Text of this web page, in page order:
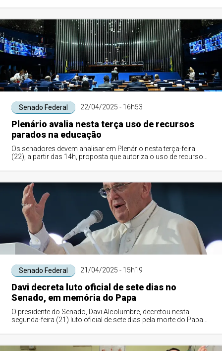
Senado Federal 22/04/2025 - 16h53
Plenário avalia nesta terça uso de recursos
parados na educação
Os senadores devem analisar em Plenário nesta terça-feira
(22), a partir das 14h, proposta que autoriza o uso de recursos
Senado Federal 21/04/2025 - 15h19
Davi decreta luto oficial de sete dias no
Senado, em memória do Papa
O presidente do Senado, Davi Alcolumbre, decretou nesta
segunda-feira (21) luto oficial de sete dias pela morte do Papa